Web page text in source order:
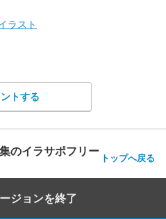
ラスト
トする
のイラサポフリー トップへ戻る
ジョンを終了